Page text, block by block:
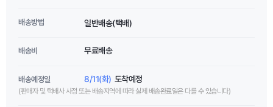
배송방법 일반배송(택배)
배송비 무료배송
배송예정일 8/11(화) 도착예정
(판매자 및 택배사 사정 또는 배송지역에 따라 실제 배송완료일은 다를 수 있습니다)